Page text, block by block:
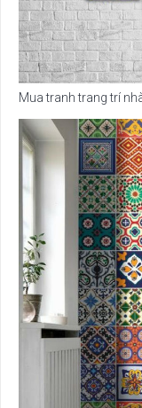
Mua tranh trang trí